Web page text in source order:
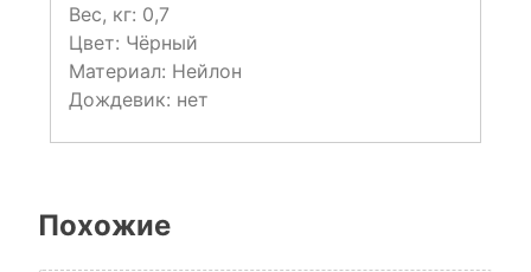
Вес, кг: 0,7
Цвет: Чёрный
Материал: Нейлон
Дождевик: нет
Похожие